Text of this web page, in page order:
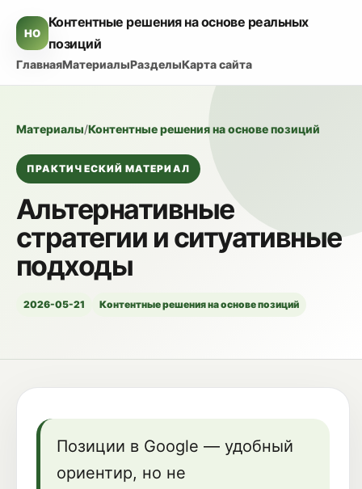
HO
Контентные решения на основе реальных
позиций
ГлавнаяМатериалыРазделыКарта сайта
Материалы/Контентные решения на основе позиций
ПРАКТИЧЕСКИЙ МАТЕРИАЛ
Альтернативные
стратегии и ситуативные
подходы
2026-05-21 Контентные решения на основе позиций
Позиции в Google — удобный
ориентир, но не